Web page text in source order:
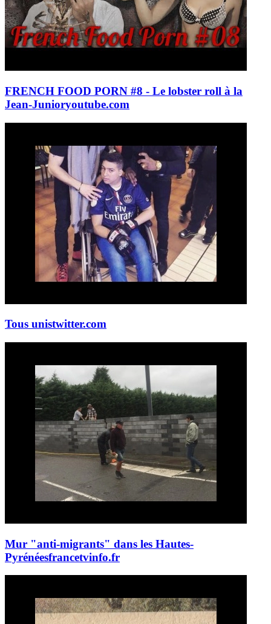
FRENCH FOOD PORN #8 - Le lobster roll à la
Jean-Junioryoutube.com
Tous unistwitter.com
Mur "anti-migrants" dans les Hautes-
Pyrénéesfrancetvinfo.fr